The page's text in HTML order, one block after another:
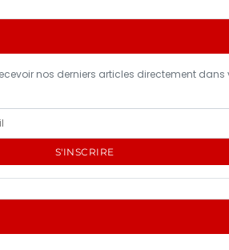
nos derniers articles directement dans
S'INSCRIRE